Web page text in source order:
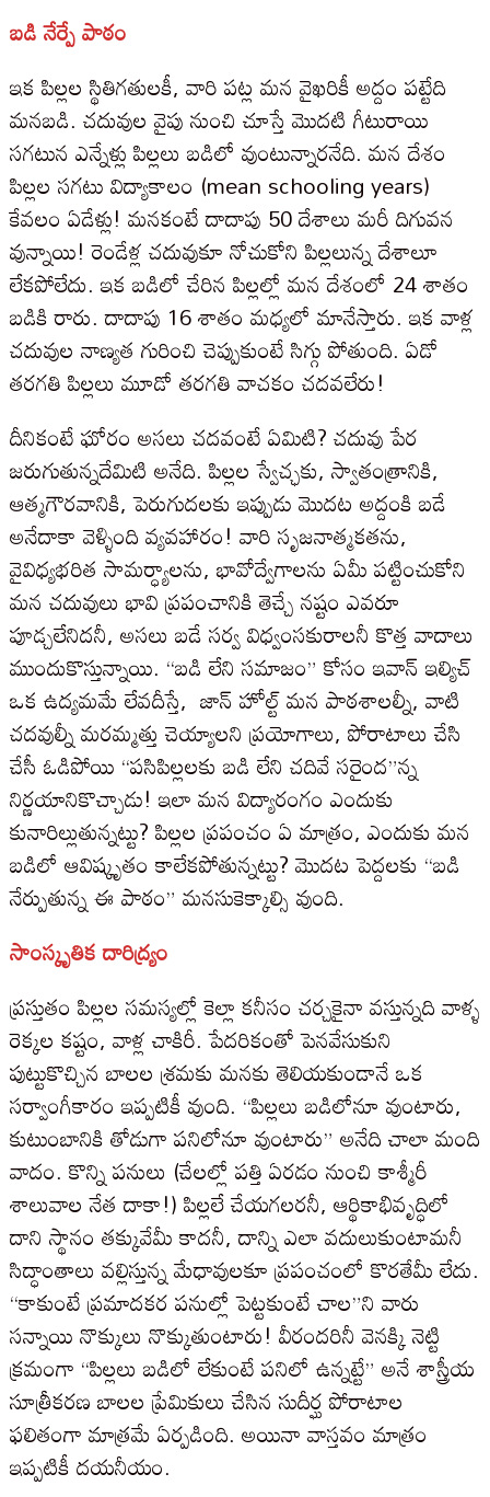
బడి నేర్పే పాఠం
ఇక పిల్లల స్థితిగతులకీ, వారి పట్ల మన వైఖరికీ అద్దం పట్టేది
మనబడి. చదువుల వైపు నుంచి చూస్తే మొదటి గీటురాయి
సగటున ఎన్నేళ్లు పిల్లలు బడిలో వుంటున్నారనేది. మన దేశం
పిల్లల సగటు విద్యాకాలం (mean schooling years)
కేవలం ఏడేళ్లు! మనకంటే దాదాపు 50 దేశాలు మరీ దిగువన
వున్నాయి! రెండేళ్ల చదువుకూ నోచుకోని పిల్లలున్న దేశాలూ
లేకపోలేదు. ఇక బడిలో చేరిన పిల్లల్లో మన దేశంలో 24 శాతం
బడికి రారు. దాదాపు 16 శాతం మధ్యలో మానేస్తారు. ఇక వాళ్ల
చదువుల నాణ్యత గురించి చెప్పుకుంటే సిగ్గు పోతుంది. ఏడో
తరగతి పిల్లలు మూడో తరగతి వాచకం చదవలేరు!
దీనికంటే ఘోరం అసలు చదవంటే ఏమిటి? చదువు పేర
జరుగుతున్నదేమిటి అనేది. పిల్లల స్వేచ్ఛకు, స్వాతంత్రానికి,
ఆత్మగౌరవానికి, పెరుగుదలకు ఇప్పుడు మొదట అద్దంకి బడే
అనేదాకా వెళ్ళింది వ్యవహారం! వారి సృజనాత్మకతను,
వైవిధ్యభరిత సామర్ధ్యాలను, భావోద్వేగాలను ఏమీ పట్టించుకోని
మన చదువులు భావి ప్రపంచానికి తెచ్చే నష్టం ఎవరూ
పూడ్చలేనిదనీ, అసలు బడే సర్వ విధ్వంసకురాలనీ కొత్త వాదాలు
ముందుకొస్తున్నాయి. “బడి లేని సమాజం” కోసం ఇవాన్ ఇల్యిచ్
ఒక ఉద్యమమే లేవదీస్తే, జాన్ హోల్ట్ మన పాఠశాలల్నీ, వాటి
చదవుల్నీ మరమ్మత్తు చెయ్యాలని ప్రయోగాలు, పోరాటాలు చేసి
చేసీ ఓడిపోయి “పసిపిల్లలకు బడి లేని చదివే సరైంద”న్న
నిర్ణయానికొచ్చాడు! ఇలా మన విద్యారంగం ఎందుకు
కునారిల్లుతున్నట్టు? పిల్లల ప్రపంచం ఏ మాత్రం, ఎందుకు మన
బడిలో ఆవిష్కృతం కాలేకపోతున్నట్టు? మొదట పెద్దలకు “బడి
నేర్పుతున్న ఈ పాఠం” మనసుకెక్కాల్సి వుంది.
సాంస్కృతిక దారిద్య్రం
ప్రస్తుతం పిల్లల సమస్యల్లో కెల్లా కనీసం చర్చకైనా వస్తున్నది వాళ్ళ
రెక్కల కష్టం, వాళ్ల చాకిరీ. పేదరికంతో పెనవేసుకుని
పుట్టుకొచ్చిన బాలల శ్రమకు మనకు తెలియకుండానే ఒక
సర్వాంగీకారం ఇప్పటికీ వుంది. “పిల్లలు బడిలోనూ వుంటారు,
కుటుంబానికి తోడుగా పనిలోనూ వుంటారు” అనేది చాలా మంది
వాదం. కొన్ని పనులు (చేలల్లో పత్తి ఏరడం నుంచి కాశ్మీరీ
శాలువాల నేత దాకా!) పిల్లలే చేయగలరనీ, ఆర్థికాభివృద్ధిలో
దాని స్థానం తక్కువేమీ కాదనీ, దాన్ని ఎలా వదులుకుంటామనీ
సిద్ధాంతాలు వల్లిస్తున్న మేధావులకూ ప్రపంచంలో కొరతేమీ లేదు.
“కాకుంటే ప్రమాదకర పనుల్లో పెట్టకుంటే చాల”ని వారు
సన్నాయి నొక్కులు నొక్కుతుంటారు! వీరందరినీ వెనక్కి నెట్టి
క్రమంగా “పిల్లలు బడిలో లేకుంటే పనిలో ఉన్నట్టే” అనే శాస్త్రీయ
సూత్రీకరణ బాలల ప్రేమికులు చేసిన సుదీర్ఘ పోరాటాల
ఫలితంగా మాత్రమే ఏర్పడింది. అయినా వాస్తవం మాత్రం
ఇప్పటికీ దయనీయం.